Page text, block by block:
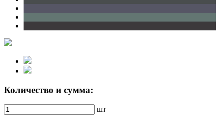
Количество и сумма:
шт